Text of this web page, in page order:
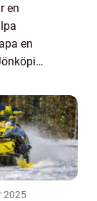
en
en
2025